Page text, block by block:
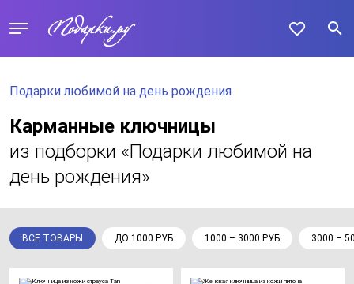
Подарки любимой на день рождения
Карманные ключницы
из подборки «Подарки любимой на
день рождения»
ВСЕ ТОВАРЫ ДО 1000 РУБ 1000 – 3000 РУБ 3000 –